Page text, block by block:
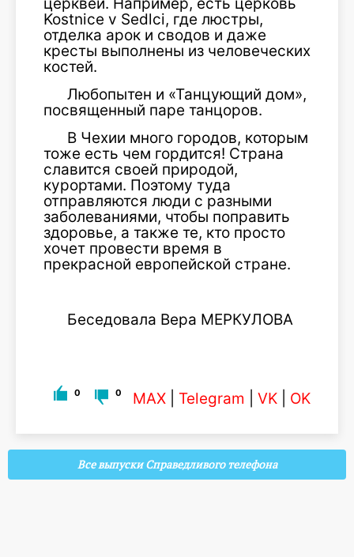
Kostnice v Sedlci, где люстры,
отделка арок и сводов и даже
кресты выполнены из человеческих
костей.
Любопытен и «Танцующий дом»,
посвященный паре танцоров.
В Чехии много городов, которым
тоже есть чем гордится! Страна
славится своей природой,
курортами. Поэтому туда
отправляются люди с разными
заболеваниями, чтобы поправить
здоровье, а также те, кто просто
хочет провести время в
прекрасной европейской стране.
Беседовала Вера МЕРКУЛОВА
0 0 MAX Telegram VK OK
Все выпуски Справедливого телефона